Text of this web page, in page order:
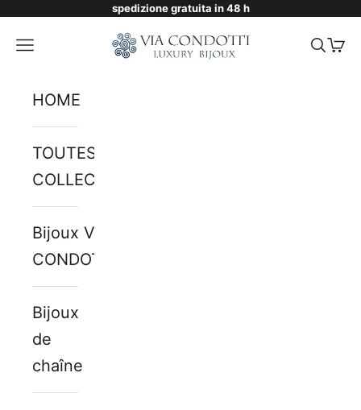
Passer au contenuspedizione gratuita in 48 h
Via Condotti Store
Menu
HOME
TOUTES LES
COLLECTIONS
Bijoux VIA
CONDOTTI
Bijoux
de
chaîne